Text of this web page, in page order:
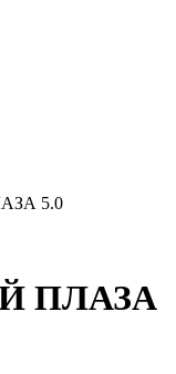
5.0
ПЛАЗА